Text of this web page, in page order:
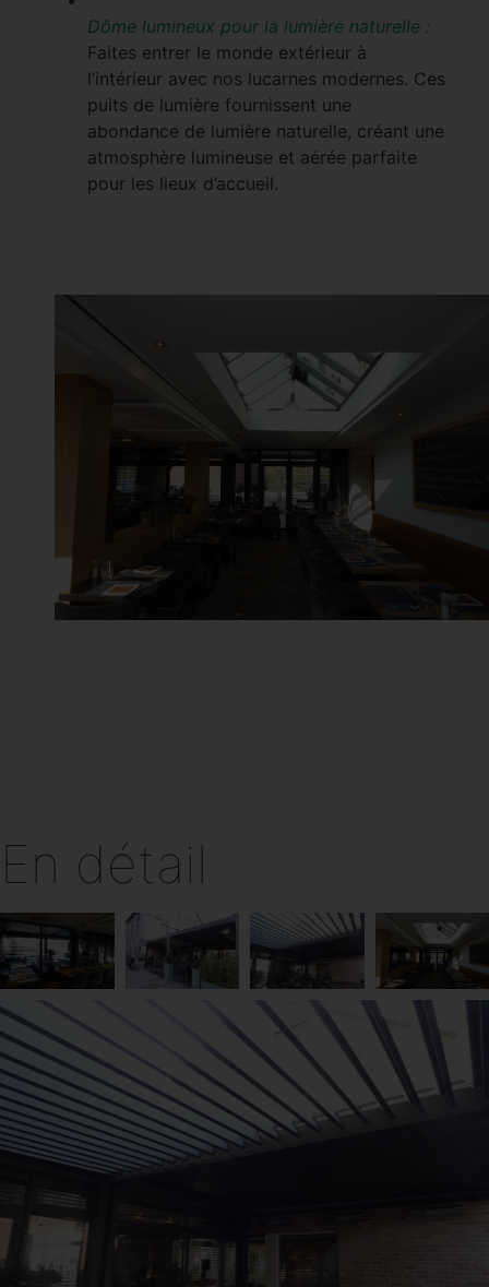
Dôme lumineux pour la lumière naturelle :
Faites entrer le monde extérieur à
l’intérieur avec nos lucarnes modernes. Ces
puits de lumière fournissent une
abondance de lumière naturelle, créant une
atmosphère lumineuse et aérée parfaite
pour les lieux d’accueil.
En détail